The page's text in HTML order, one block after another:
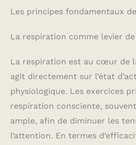
Les principes fondamentaux
La respiration comme levier
La respiration est au cœur de
agit directement sur l’état
physiologique. Les exercices
respiration consciente,
ample, afin de diminuer les
l’attention. En termes